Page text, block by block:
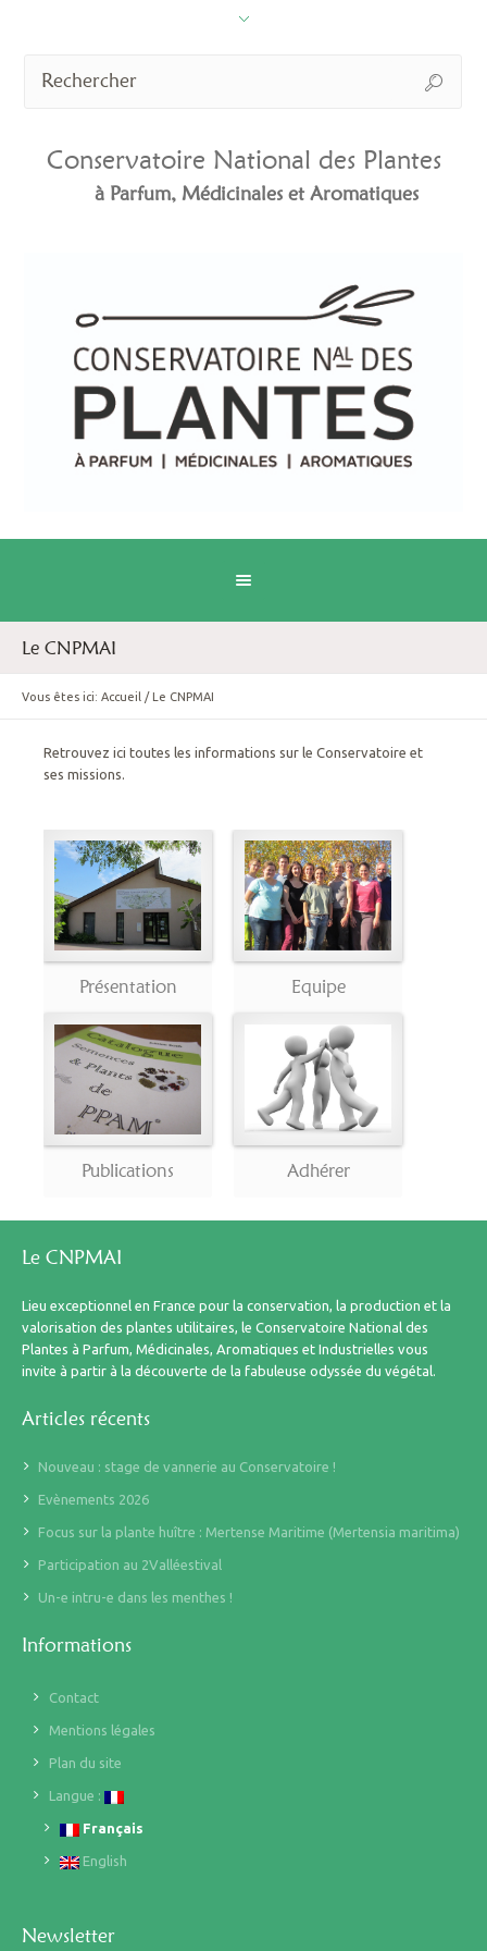
Conservatoire National des Plantes
à Parfum, Médicinales et Aromatiques
Le CNPMAI
Vous êtes ici: Accueil / Le CNPMAI
Retrouvez ici toutes les informations sur le Conservatoire et
ses missions.
Présentation Equipe
Publications Adhérer
Le CNPMAI
Lieu exceptionnel en France pour la conservation, la production et la
valorisation des plantes utilitaires, le Conservatoire National des
Plantes à Parfum, Médicinales, Aromatiques et Industrielles vous
invite à partir à la découverte de la fabuleuse odyssée du végétal.
Articles récents
Nouveau : stage de vannerie au Conservatoire !
Evènements 2026
Focus sur la plante huître : Mertense Maritime (Mertensia maritima)
Participation au 2Valléestival
Un-e intru-e dans les menthes !
Informations
Contact
Mentions légales
Plan du site
Langue :
Français
English
Newsletter